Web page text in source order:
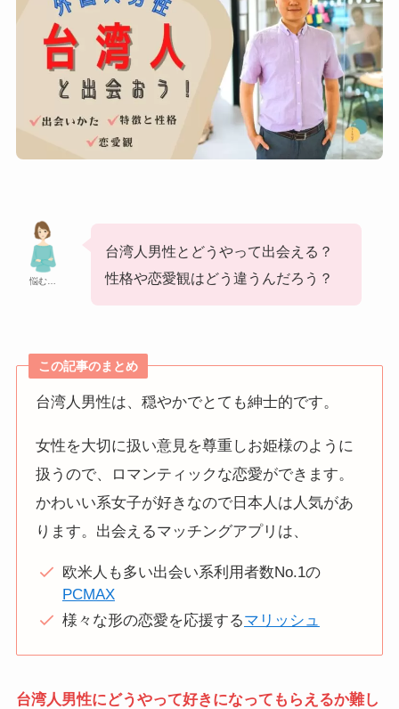
悩む…
台湾人男性とどうやって出会える？
性格や恋愛観はどう違うんだろう？
この記事のまとめ
台湾人男性は、穏やかでとても紳士的です。
女性を大切に扱い意見を尊重しお姫様のように
扱うので、ロマンティックな恋愛ができます。
かわいい系女子が好きなので日本人は人気があ
ります。出会えるマッチングアプリは、
欧米人も多い出会い系利用者数No.1の
PCMAX
様々な形の恋愛を応援するマリッシュ
台湾人男性にどうやって好きになってもらえるか難し